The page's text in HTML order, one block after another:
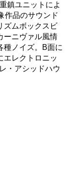
鎮ユニットによ
作品のサウンド
ズムボックスビ
ーニヴァル風情
種ノイズ。B面に
エレクトロニッ
・アシッドハウ